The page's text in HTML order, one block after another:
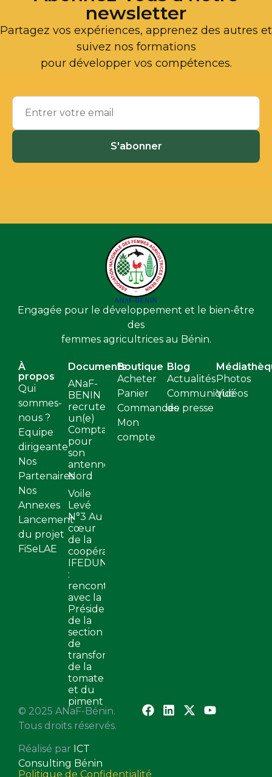
newsletter
Partagez vos expériences, apprenez des autres et
suivez nos formations
pour développer vos compétences.
Engagée pour le développement et le bien-être
des
femmes agricultrices au Bénin.
À
propos
Qui
sommes-
nous ?
Equipe
dirigeante
Nos
Partenaires
Nos
Annexes
Lancement
du projet
FiSeLAE
Documents
ANaF-
BENIN
recrute
un(e)
Comptable
pour
son
antenne
Nord
Voile
Levé
N°3 Au
cœur
de la
coopérative
IFEDUN
:
rencontre
avec la
Présidente
de la
section
de
transformation
de la
tomate
et du
piment
Boutique
Acheter
Panier
Commandes
Mon
compte
Blog
Actualités
Communiqué
de presse
Photos
Vidéos
© 2025 ANaF-Bénin.
Tous droits réservés.
Réalisé par ICT
Consulting Bénin
Politique de Confidentialité